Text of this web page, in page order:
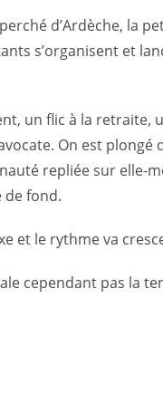
d’Ardèche, la
s’organisent et
un flic à la retraite,
On est plongé
repliée sur elle-
fond.
et le rythme va
cependant pas la